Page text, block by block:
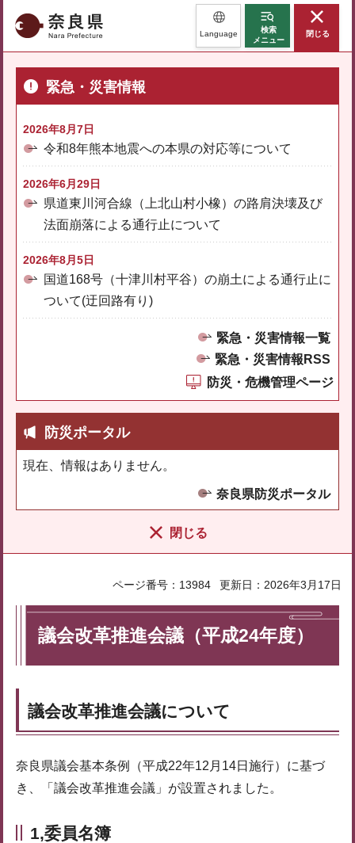
奈良県 Language
検索
メニュー
閉じる
緊急・災害情報
2026年8月7日
令和8年熊本地震への本県の対応等について
2026年6月29日
県道東川河合線（上北山村小橡）の路肩決壊及び
法面崩落による通行止について
2026年8月5日
国道168号（十津川村平谷）の崩土による通行止に
ついて(迂回路有り)
緊急・災害情報一覧
緊急・災害情報RSS
防災・危機管理ページ
防災ポータル
現在、情報はありません。
奈良県防災ポータル
閉じる
ページ番号：13984 更新日：2026年3月17日
議会改革推進会議（平成24年度）
議会改革推進会議について
奈良県議会基本条例（平成22年12月14日施行）に基づ
き、「議会改革推進会議」が設置されました。
1,委員名簿